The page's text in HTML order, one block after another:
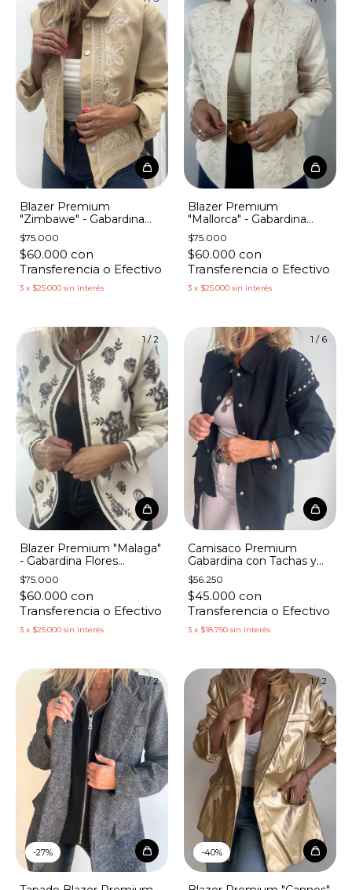
Blazer Premium
"Zimbawe" - Gabardina
Hojas Bordadas
$75.000
$60.000 con
Transferencia o Efectivo
3 x $25.000 sin interés
Blazer Premium
"Mallorca" - Gabardina
Bordado Flores y Costuras
$75.000
$60.000 con
Transferencia o Efectivo
3 x $25.000 sin interés
1/2
Blazer Premium "Malaga"
- Gabardina Flores
Canutillos
$75.000
$60.000 con
Transferencia o Efectivo
3 x $25.000 sin interés
1 / 6
Camisaco Premium
Gabardina con Tachas y
Bolsillos
$56.250
$45.000 con
Transferencia o Efectivo
3 x $18.750 sin interés
1/2
-27%
1/2
-40%